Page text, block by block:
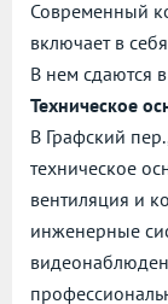
Современный
включает в
В нем сдаются
Техническое
В Графский
техническое
вентиляция и
инженерные